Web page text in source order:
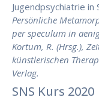
Jugendpsychiatrie in
Persönliche
per speculum in
Kortum, R. (Hrsg.),
künstlerischen
Verlag.
SNS Kurs 2020